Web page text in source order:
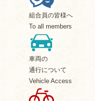
組合員の皆様へ
To all members
車両の
通行について
Vehicle Access